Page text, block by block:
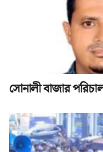
সোনালী বাজার